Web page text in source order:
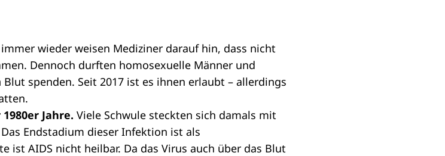
wieder weisen Mediziner darauf hin, dass nicht
Dennoch durften homosexuelle Männer und
spenden. Seit 2017 ist es ihnen erlaubt – allerdings
Jahre. Viele Schwule steckten sich damals mit
Endstadium dieser Infektion ist als
ist AIDS nicht heilbar. Da das Virus auch über das Blut